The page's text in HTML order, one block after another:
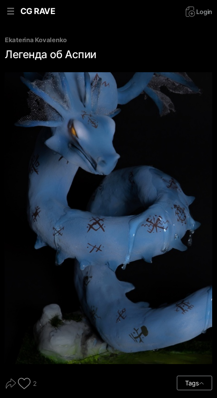
CG RAVE Login
Ekaterina Kovalenko
Легенда об Аспии
2 Tags